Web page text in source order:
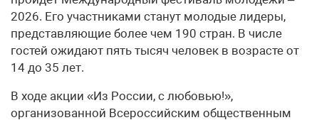
2026. Его участниками станут молодые лидеры,
представляющие более чем 190 стран. В числе
гостей ожидают пять тысяч человек в возрасте от
14 до 35 лет.
В ходе акции «Из России, с любовью!»,
организованной Всероссийским общественным